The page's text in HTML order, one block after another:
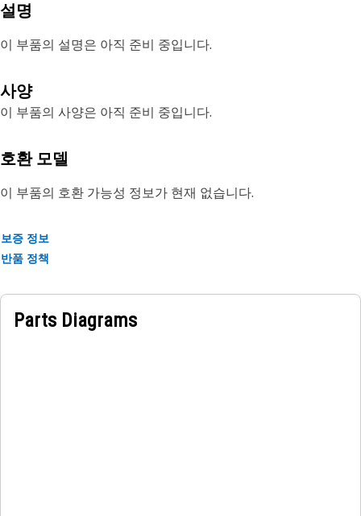
설명
이 부품의 설명은 아직 준비 중입니다.
사양
이 부품의 사양은 아직 준비 중입니다.
호환 모델
이 부품의 호환 가능성 정보가 현재 없습니다.
보증 정보
반품 정책
Parts Diagrams